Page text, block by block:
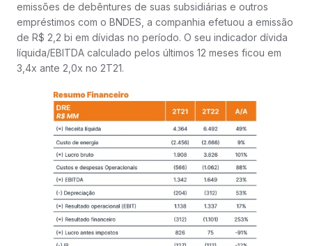
emissões de debêntures de suas subsidiárias e outros
empréstimos com o BNDES, a companhia efetuou a emissão
de R$ 2,2 bi em dívidas no período. O seu indicador dívida
líquida/EBITDA calculado pelos últimos 12 meses ficou em
3,4x ante 2,0x no 2T21.